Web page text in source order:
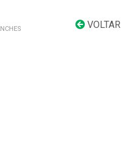
VOLTAR